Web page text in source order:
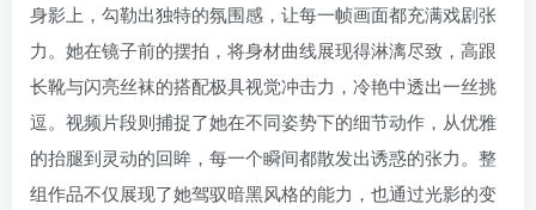
身影上，勾勒出独特的氛围感，让每一帧画面都充满戏剧张
力。她在镜子前的摆拍，将身材曲线展现得淋漓尽致，高跟
长靴与闪亮丝袜的搭配极具视觉冲击力，冷艳中透出一丝挑
逗。视频片段则捕捉了她在不同姿势下的细节动作，从优雅
的抬腿到灵动的回眸，每一个瞬间都散发出诱惑的张力。整
组作品不仅展现了她驾驭暗黑风格的能力，也通过光影的变